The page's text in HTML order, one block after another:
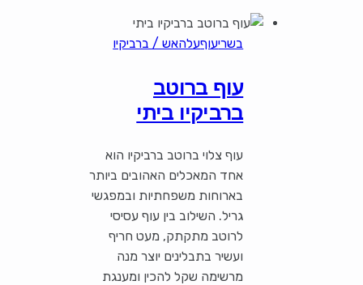
בשריעוףעלהאש / ברביקיו
עוף ברוטב
ברביקיו ביתי
עוף צלוי ברוטב ברביקיו הוא
אחד המאכלים האהובים ביותר
בארוחות משפחתיות ובמפגשי
גריל. השילוב בין עוף עסיסי
לרוטב מתקתק, מעט חריף
ועשיר בתבלינים יוצר מנה
מרשימה שקל להכין ומענגת